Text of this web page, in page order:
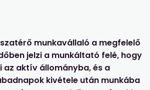
munkavállaló a megfelelő
jelzi a munkáltató felé, hogy
az aktív állományba, és a
kivétele után munkába